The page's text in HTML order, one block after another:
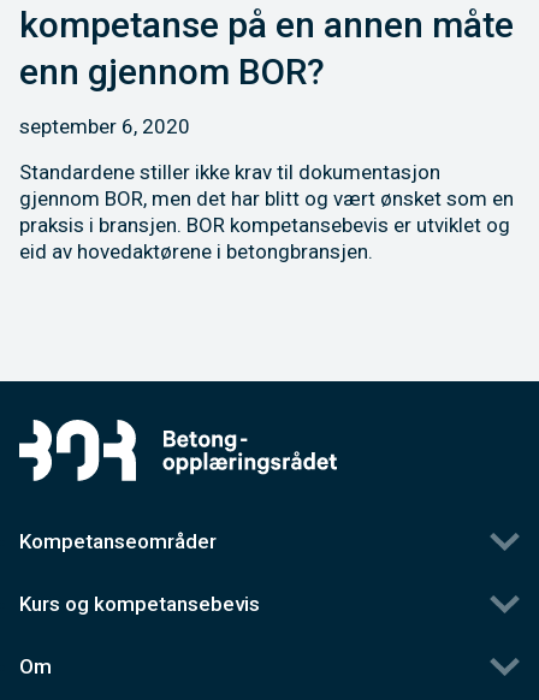
kompetanse på en annen måte
enn gjennom BOR?
september 6, 2020
Standardene stiller ikke krav til dokumentasjon
gjennom BOR, men det har blitt og vært ønsket som en
praksis i bransjen. BOR kompetansebevis er utviklet og
eid av hovedaktørene i betongbransjen.
Kompetanseområder
Kurs og kompetansebevis
Om